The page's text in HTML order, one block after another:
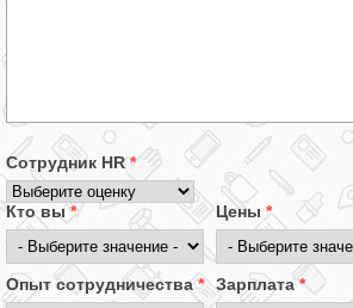
Сотрудник HR*
Кто вы* Цены *
Опыт сотрудничества* Зарплата*